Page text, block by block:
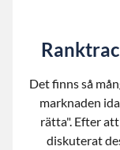
Det finns så
marknaden
rätta". Efter
diskuterat